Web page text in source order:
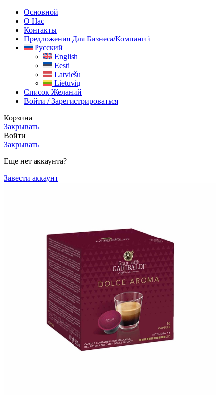
Основной
О Нас
Контакты
Предложения Для Бизнеса/компаний
Русский
English
Eesti
Latviešu
Lietuvių
Список Желаний
Войти / Зарегистрироваться
Корзина
Закрывать
Войти
Закрывать
Еще нет аккаунта?
Завести аккаунт